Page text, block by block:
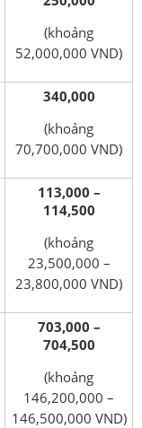
(khoảng
52,000,000 VND)
340,000
(khoảng
70,700,000 VND)
113,000 –
114,500
(khoảng
23,500,000 –
23,800,000 VND)
703,000 –
704,500
(khoảng
146,200,000 –
146,500,000 VND)